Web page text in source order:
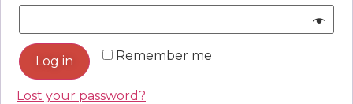
Remember me
Log in
Lost your password?